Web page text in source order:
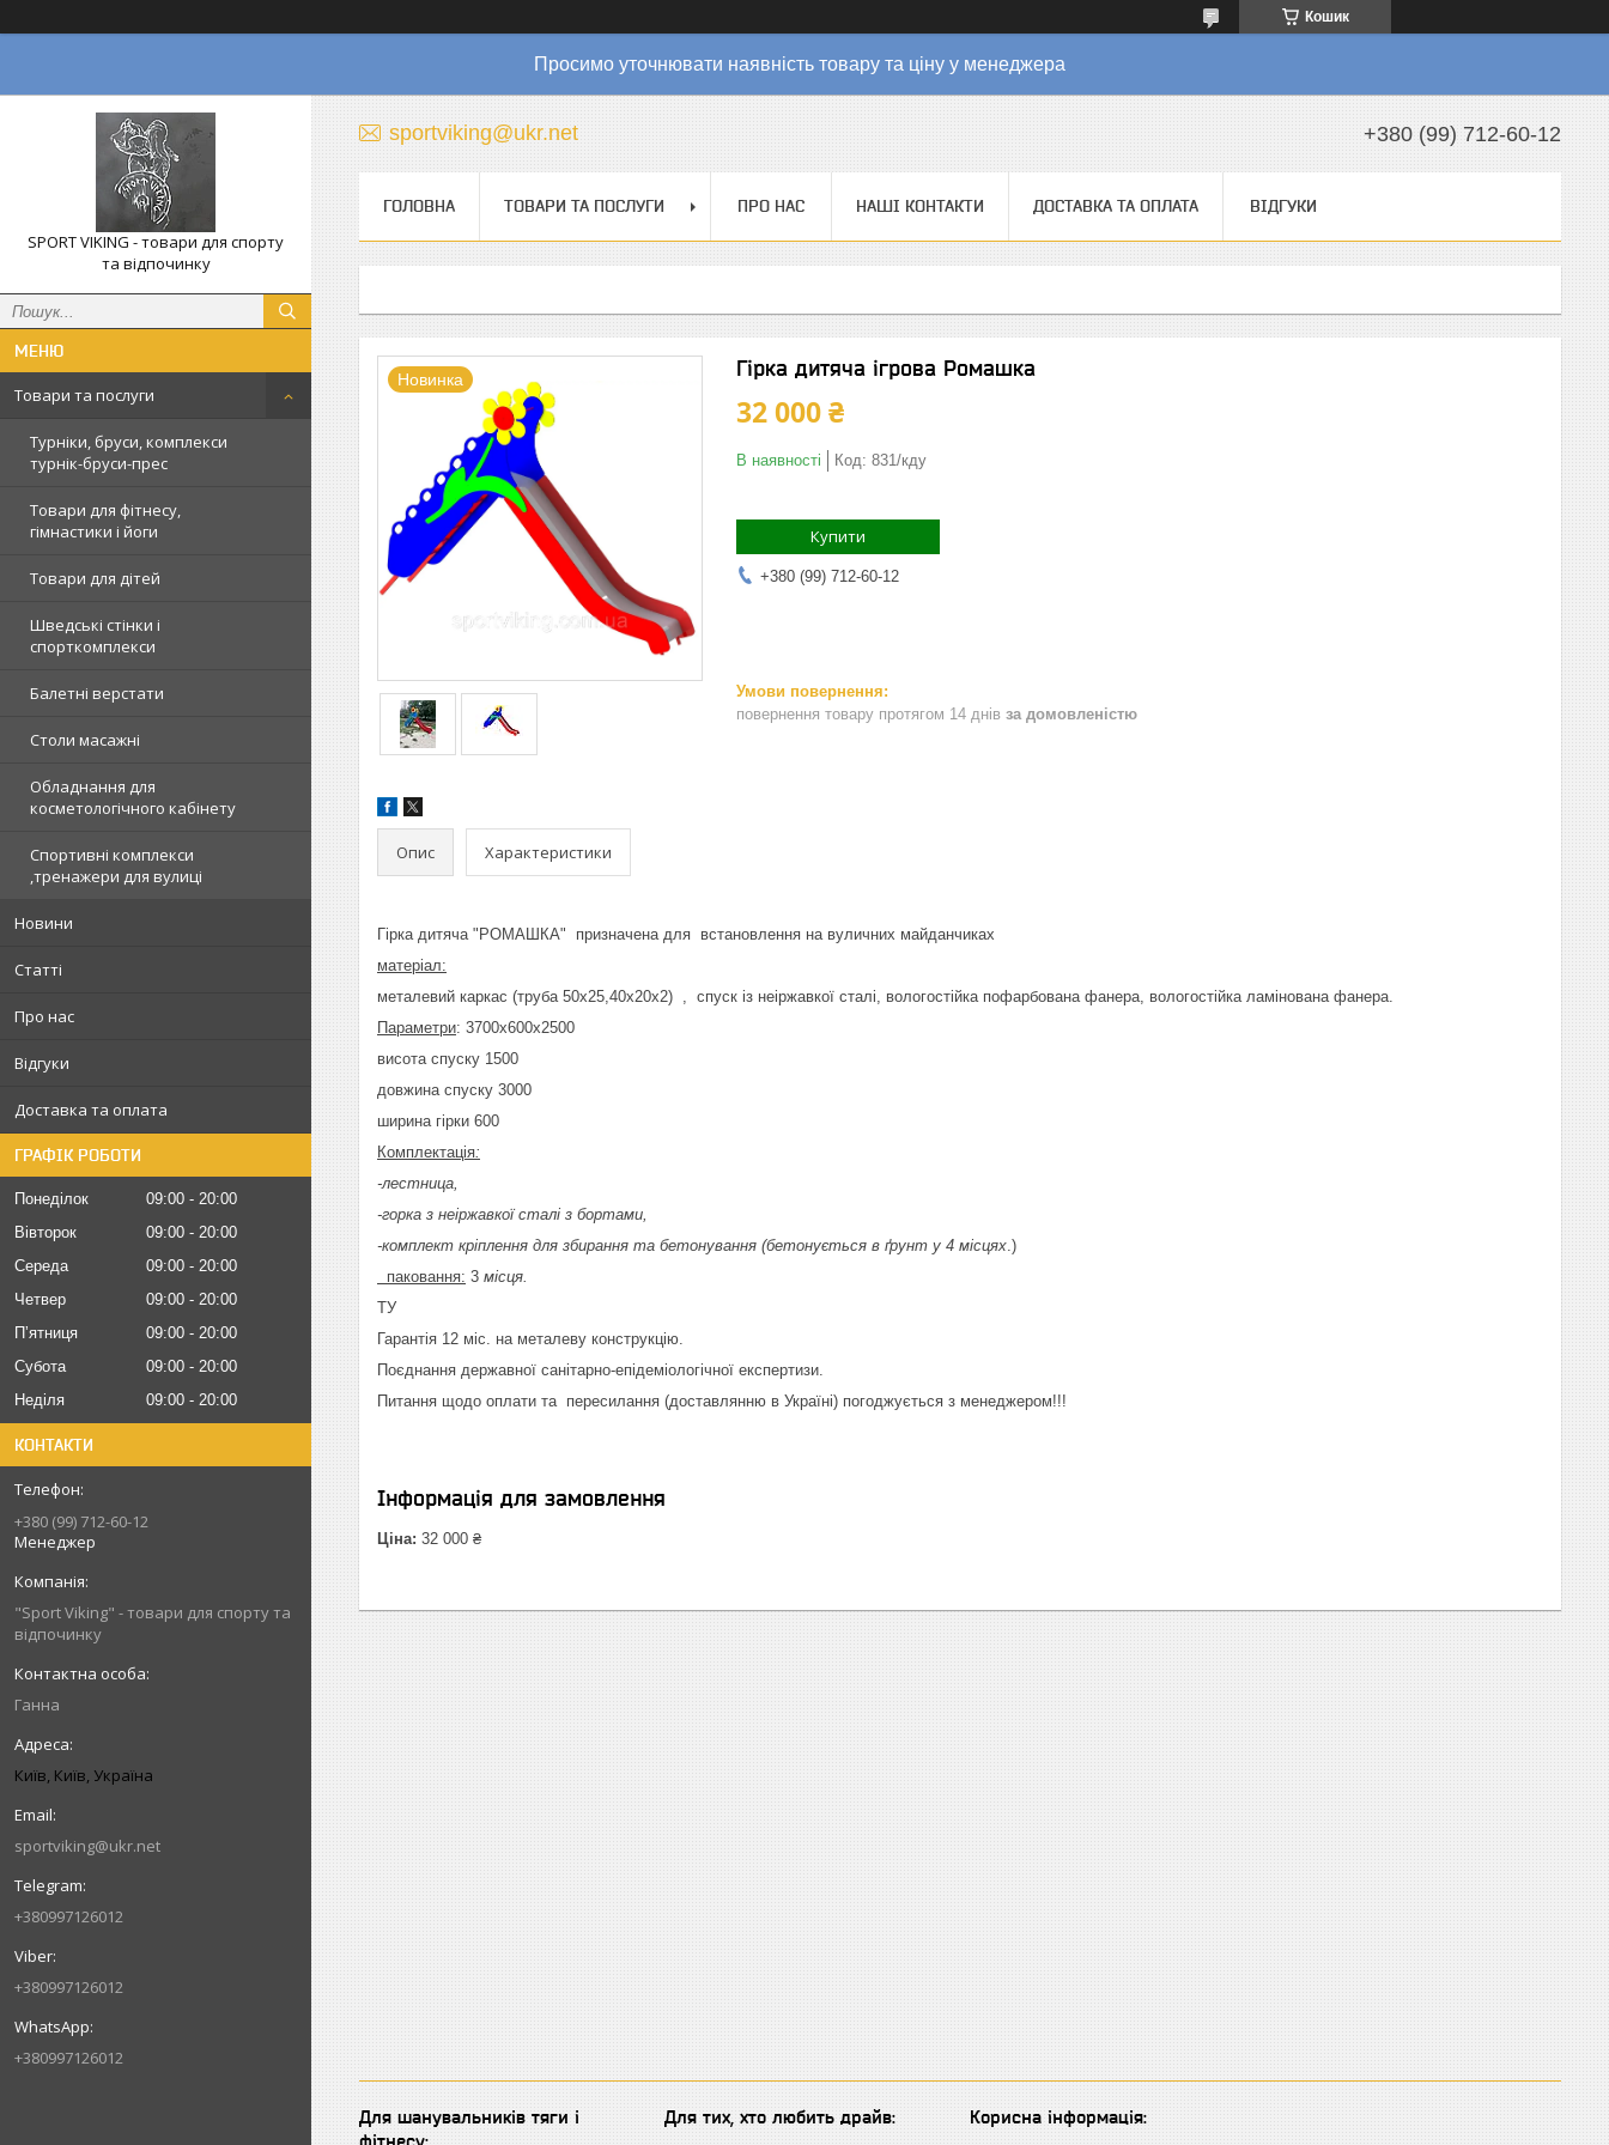
Кошик
Просимо уточнювати наявність товару та ціну у менеджера
SPORT VIKING - товари для спорту
та відпочинку
Товари та послуги
Турніки, бруси, комплекси
турнік-бруси-прес
Товари для фітнесу,
гімнастики і йоги
Товари для дітей
Шведські стінки і
спорткомплекси
Балетні верстати
Столи масажні
Обладнання для
косметологічного кабінету
Спортивні комплекси
,тренажери для вулиці
Новини
Статті
Про нас
Відгуки
Доставка та оплата
ГРАФІК РОБОТИ
Понеділок 09:00
20:00
Вівторок
09:00
20:00
Середа
09:00
20:00
Четвер
09:00
20:00
Пʼятниця
09:00
20:00
Субота
09:00
20:00
Неділя
09:00 20:00
КОНТАКТИ
+380 (99) 712-60-12
Менеджер
"Sport Viking" - товари для спорту та
відпочинку
Ганна
Київ, Київ, Україна
sportviking@ukr.net
+380997126012
+380997126012
+380997126012
sportviking@ukr.net +380 (99) 712-60-12
ГОЛОВНА ТОВАРИ ТА ПОСЛУГИ ПРО НАС НАШІ КОНТАКТИ ДОСТАВКА ТА ОПЛАТА ВІДГУКИ
Новинка Гірка дитяча ігрова Ромашка
32 000 ₴
В наявності Код: 831/кду
Купити
+380 (99) 712-60-12
повернення товару протягом 14 днів за домовленістю
Опис Характеристики
Гірка дитяча "РОМАШКА" призначена для встановлення на вуличних майданчиках
матеріал:
металевий каркас (труба 50х25,40х20х2) , спуск із неіржавкої сталі, вологостійка пофарбована фанера, вологостійка ламінована фанера.
Параметри: 3700х600х2500
висота спуску 1500
довжина спуску 3000
ширина гірки 600
Комплектація:
-лестница,
-горка з неіржавкої сталі з бортами,
-комплект кріплення для збирання та бетонування (бетонується в ґрунт у 4 місцях.)
паковання: 3 місця.
ТУ
Гарантія 12 міс. на металеву конструкцію.
Поєднання державної санітарно-епідеміологічної експертизи.
Питання щодо оплати та пересилання (доставлянню в Україні) погоджується з менеджером!!!
Інформація для замовлення
Ціна: 32 000 ₴
Для шанувальників тяги і
фітнесу:
Для тих, хто любить драйв: Корисна інформація: